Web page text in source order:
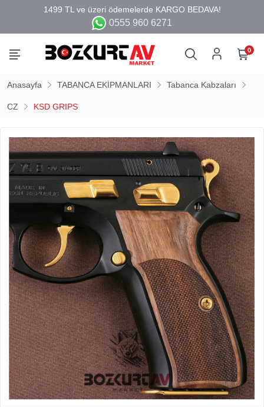
0555 960 6271
0
Anasayfa TABANCA EKİPMANLARI Tabanca Kabzaları
CZ KSD GRIPS